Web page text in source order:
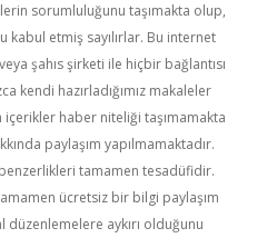
sorumluluğunu taşımakta olup,
etmiş sayılırlar. Bu internet
şahıs şirketi ile hiçbir bağlantısı
kendi hazırladığımız makaleler
içerikler haber niteliği taşımamakta
paylaşım yapılmamaktadır.
tamamen tesadüfidir.
ücretsiz bir bilgi paylaşım
aykırı olduğunu